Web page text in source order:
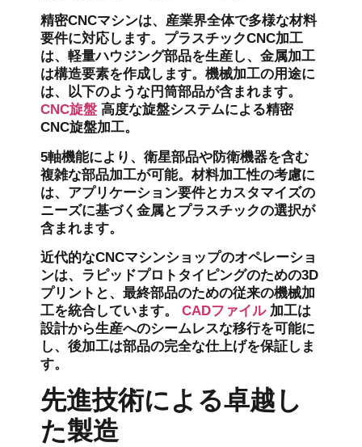
精密CNCマシンは、産業界全体で多様な材料
要件に対応します。プラスチックCNC加工
は、軽量ハウジング部品を生産し、金属加工
は構造要素を作成します。機械加工の用途に
は、以下のような円筒部品が含まれます。
CNC旋盤 高度な旋盤システムによる精密
CNC旋盤加工。
5軸機能により、衛星部品や防衛機器を含む
複雑な部品加工が可能。材料加工性の考慮に
は、アプリケーション要件とカスタマイズの
ニーズに基づく金属とプラスチックの選択が
含まれます。
近代的なCNCマシンショップのオペレーショ
ンは、ラピッドプロトタイピングのための3D
プリントと、最終部品のための従来の機械加
工を統合しています。 CADファイル加工は
設計から生産へのシームレスな移行を可能に
し、後加工は部品の完全な仕上げを保証しま
す。
先進技術による卓越し
た製造